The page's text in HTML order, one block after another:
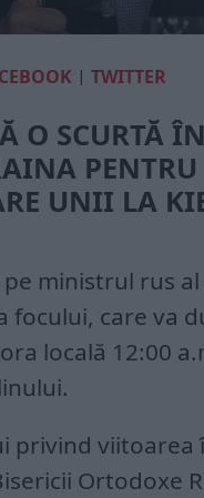
| TWITTER
O SCURTĂ
UNII LA
ministrul rus
care va
locală 12:00
privind viitoarea
Ortodoxe